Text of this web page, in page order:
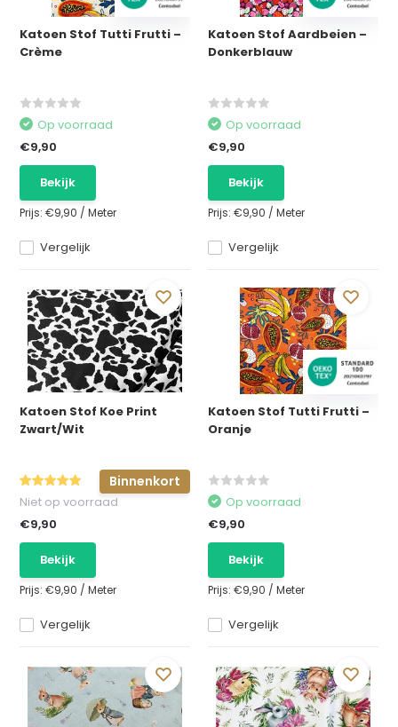
Katoen Stof Tutti Frutti –
Crème
Vergelijk
Op voorraad
€9,90
Bekijk
Prijs:€9,90 /Meter
Katoen Stof Aardbeien –
Donkerblauw
Vergelijk
Op voorraad
€9,90
Bekijk
Prijs: €9,90 / Meter
Katoen Stof Koe Print
Zwart/Wit
Binnenkort
Vergelijk
Niet op voorraad
€9,90
Bekijk
Prijs:€9,90 /Meter
Katoen Stof Tutti Frutti –
Oranje
Vergelijk
Op voorraad
€9,90
Bekijk
Prijs: €9,90 / Meter